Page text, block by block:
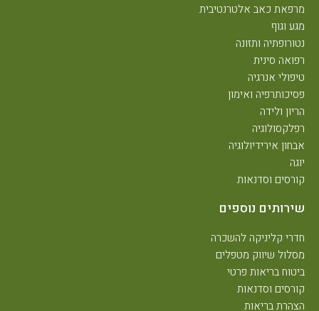
מרפאת כאב אלטרנטיבית
מגע וגוף
נטורופתיה ותזונה
רפואה סינית
טיפולי אנרגיה
פסיכותרפיה ואימון
הריון ולידה
רפלקסולוגיה
אבחון אירידיולוגיה
יוגה
קורסים וסדנאות
שירותים נוספים
חדרי קליניקה להשכרה
מסלול שיווק מטפלים
ביטוח בריאות פרטי
קורסים וסדנאות
הצהרת בריאות